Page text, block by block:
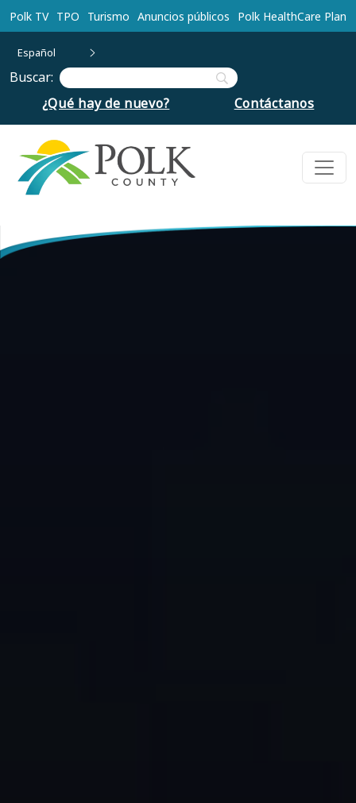
Ir al contenido principal
Polk TV TPO Turismo Anuncios públicos Polk HealthCare Plan
Español
Buscar:
¿Qué hay de nuevo?
Contáctanos